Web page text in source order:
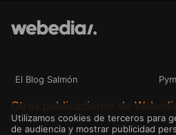
El Blog Salmón
Otras publicaciones de Webedia
Utilizamos cookies de terceros para
de audiencia y mostrar publicidad